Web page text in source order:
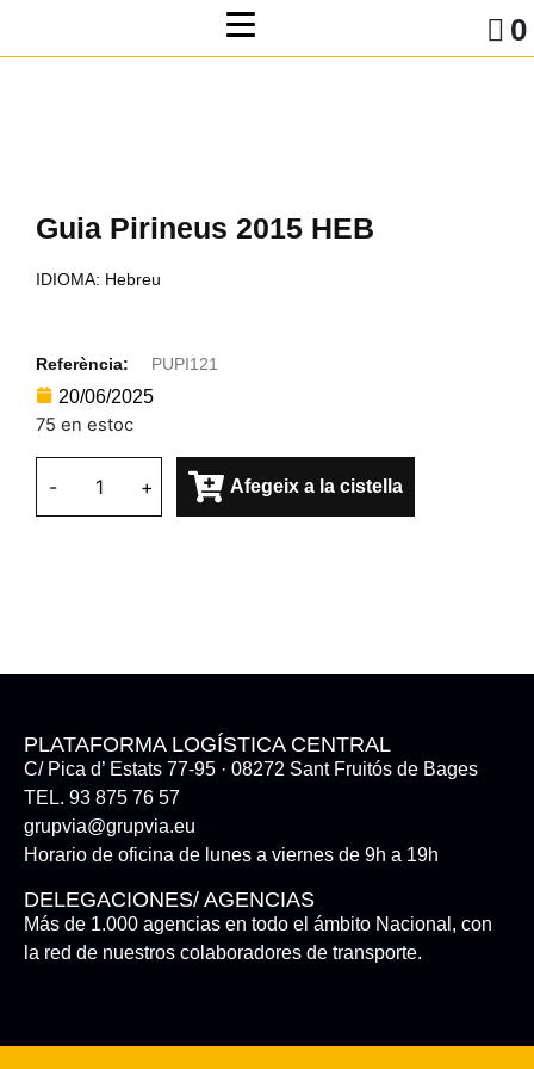
0
Guia Pirineus 2015 HEB
IDIOMA: Hebreu
Referència: PUPI121
20/06/2025
75 en estoc
- + Afegeix a la cistella
PLATAFORMA LOGÍSTICA CENTRAL
C/ Pica d’ Estats 77-95 · 08272 Sant Fruitós de Bages
TEL. 93 875 76 57
grupvia@grupvia.eu
Horario de oficina de lunes a viernes de 9h a 19h
DELEGACIONES/ AGENCIAS
Más de 1.000 agencias en todo el ámbito Nacional, con
la red de nuestros colaboradores de transporte.